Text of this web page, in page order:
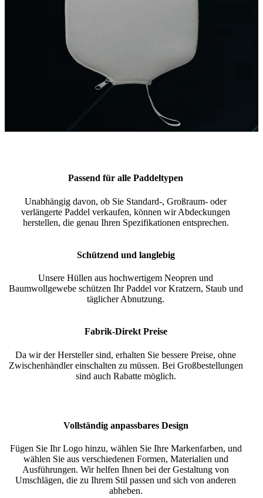
Passend für alle Paddeltypen
Unabhängig davon, ob Sie Standard-, Großraum- oder
verlängerte Paddel verkaufen, können wir Abdeckungen
herstellen, die genau Ihren Spezifikationen entsprechen.
Schützend und langlebig
Unsere Hüllen aus hochwertigem Neopren und
Baumwollgewebe schützen Ihr Paddel vor Kratzern, Staub und
täglicher Abnutzung.
Fabrik-Direkt Preise
Da wir der Hersteller sind, erhalten Sie bessere Preise, ohne
Zwischenhändler einschalten zu müssen. Bei Großbestellungen
sind auch Rabatte möglich.
Vollständig anpassbares Design
Fügen Sie Ihr Logo hinzu, wählen Sie Ihre Markenfarben, und
wählen Sie aus verschiedenen Formen, Materialien und
Ausführungen. Wir helfen Ihnen bei der Gestaltung von
Umschlägen, die zu Ihrem Stil passen und sich von anderen
abheben.